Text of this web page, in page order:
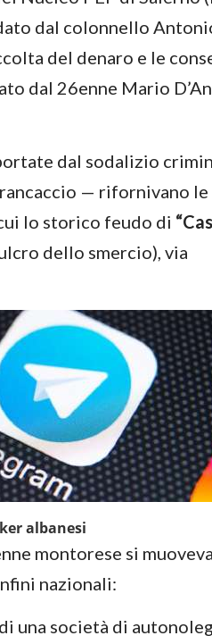
dal colonnello
del denaro e le
dal 26enne Mario
dal sodalizio
— rifornivano le
lo storico feudo di
dello smercio), via
albanesi
montorese si
nazionali:
una società di